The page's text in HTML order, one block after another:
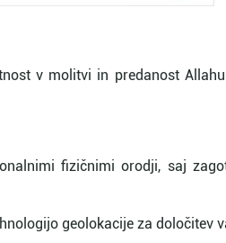
v molitvi in predanost
fizičnimi orodji, saj
geolokacije za določitev